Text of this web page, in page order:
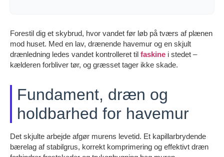
Forestil dig et skybrud, hvor vandet før løb på tværs af plænen
mod huset. Med en lav, drænende havemur og en skjult
drænledning ledes vandet kontrolleret til faskine i stedet –
kælderen forbliver tør, og græsset tager ikke skade.
Fundament, dræn og
holdbarhed for havemur
Det skjulte arbejde afgør murens levetid. Et kapillarbrydende
bærelag af stabilgrus, korrekt komprimering og effektivt dræn